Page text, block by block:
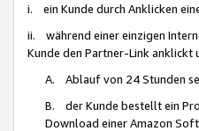
i. ein Kunde durch Anklicken
ii. während einer einzigen
Kunde den Partner-Link
A. Ablauf von 24 Stunden
B. der Kunde bestellt ein
Download einer Amazon